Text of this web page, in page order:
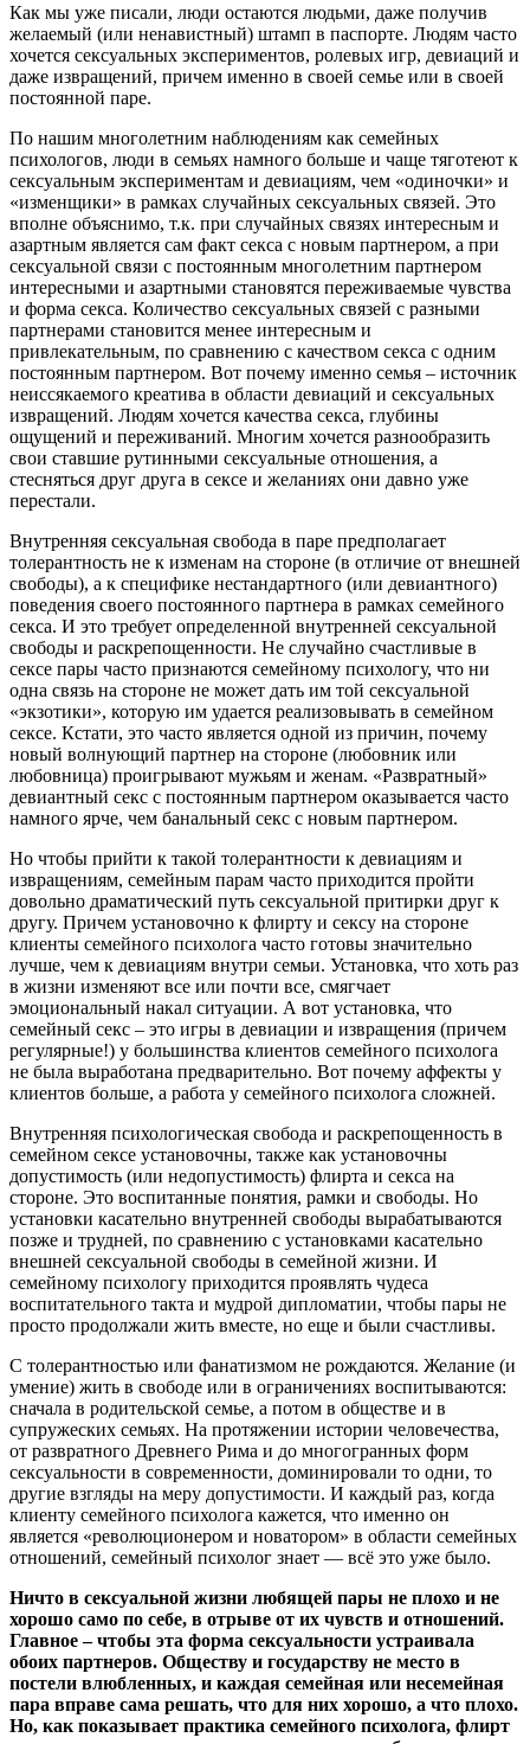
Как мы уже писали, люди остаются людьми, даже получив
желаемый (или ненавистный) штамп в паспорте. Людям часто
хочется сексуальных экспериментов, ролевых игр, девиаций и
даже извращений, причем именно в своей семье или в своей
постоянной паре.
По нашим многолетним наблюдениям как семейных
психологов, люди в семьях намного больше и чаще тяготеют к
сексуальным экспериментам и девиациям, чем «одиночки» и
«изменщики» в рамках случайных сексуальных связей. Это
вполне объяснимо, т.к. при случайных связях интересным и
азартным является сам факт секса с новым партнером, а при
сексуальной связи с постоянным многолетним партнером
интересными и азартными становятся переживаемые чувства
и форма секса. Количество сексуальных связей с разными
партнерами становится менее интересным и
привлекательным, по сравнению с качеством секса с одним
постоянным партнером. Вот почему именно семья – источник
неиссякаемого креатива в области девиаций и сексуальных
извращений. Людям хочется качества секса, глубины
ощущений и переживаний. Многим хочется разнообразить
свои ставшие рутинными сексуальные отношения, а
стесняться друг друга в сексе и желаниях они давно уже
перестали.
Внутренняя сексуальная свобода в паре предполагает
толерантность не к изменам на стороне (в отличие от внешней
свободы), а к специфике нестандартного (или девиантного)
поведения своего постоянного партнера в рамках семейного
секса. И это требует определенной внутренней сексуальной
свободы и раскрепощенности. Не случайно счастливые в
сексе пары часто признаются семейному психологу, что ни
одна связь на стороне не может дать им той сексуальной
«экзотики», которую им удается реализовывать в семейном
сексе. Кстати, это часто является одной из причин, почему
новый волнующий партнер на стороне (любовник или
любовница) проигрывают мужьям и женам. «Развратный»
девиантный секс с постоянным партнером оказывается часто
намного ярче, чем банальный секс с новым партнером.
Но чтобы прийти к такой толерантности к девиациям и
извращениям, семейным парам часто приходится пройти
довольно драматический путь сексуальной притирки друг к
другу. Причем установочно к флирту и сексу на стороне
клиенты семейного психолога часто готовы значительно
лучше, чем к девиациям внутри семьи. Установка, что хоть раз
в жизни изменяют все или почти все, смягчает
эмоциональный накал ситуации. А вот установка, что
семейный секс – это игры в девиации и извращения (причем
регулярные!) у большинства клиентов семейного психолога
не была выработана предварительно. Вот почему аффекты у
клиентов больше, а работа у семейного психолога сложней.
Внутренняя психологическая свобода и раскрепощенность в
семейном сексе установочны, также как установочны
допустимость (или недопустимость) флирта и секса на
стороне. Это воспитанные понятия, рамки и свободы. Но
установки касательно внутренней свободы вырабатываются
позже и трудней, по сравнению с установками касательно
внешней сексуальной свободы в семейной жизни. И
семейному психологу приходится проявлять чудеса
воспитательного такта и мудрой дипломатии, чтобы пары не
просто продолжали жить вместе, но еще и были счастливы.
С толерантностью или фанатизмом не рождаются. Желание (и
умение) жить в свободе или в ограничениях воспитываются:
сначала в родительской семье, а потом в обществе и в
супружеских семьях. На протяжении истории человечества,
от развратного Древнего Рима и до многогранных форм
сексуальности в современности, доминировали то одни, то
другие взгляды на меру допустимости. И каждый раз, когда
клиенту семейного психолога кажется, что именно он
является «революционером и новатором» в области семейных
отношений, семейный психолог знает — всё это уже было.
Ничто в сексуальной жизни любящей пары не плохо и не
хорошо само по себе, в отрыве от их чувств и отношений.
Главное – чтобы эта форма сексуальности устраивала
обоих партнеров. Обществу и государству не место в
постели влюбленных, и каждая семейная или несемейная
пара вправе сама решать, что для них хорошо, а что плохо.
Но, как показывает практика семейного психолога, флирт